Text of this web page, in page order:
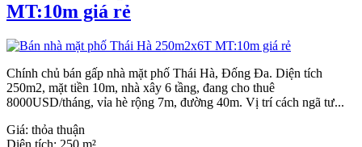
MT:10m giá rẻ
Chính chủ bán gấp nhà mặt phố Thái Hà, Đống Đa. Diện tích
250m2, mặt tiền 10m, nhà xây 6 tầng, đang cho thuê
8000USD/tháng, vỉa hè rộng 7m, đường 40m. Vị trí cách ngã tư...
Giá: thỏa thuận